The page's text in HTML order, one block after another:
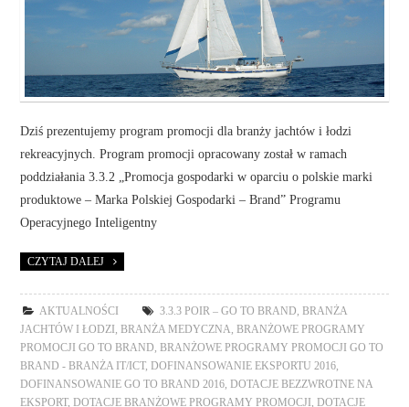
Dziś prezentujemy program promocji dla branży jachtów i łodzi
rekreacyjnych. Program promocji opracowany został w ramach
poddziałania 3.3.2 „Promocja gospodarki w oparciu o polskie marki
produktowe – Marka Polskiej Gospodarki – Brand” Programu
Operacyjnego Inteligentny
CZYTAJ DALEJ
AKTUALNOŚCI 3.3.3 POIR – GO TO BRAND
BRANŻA
JACHTÓW I ŁODZI
BRANŻA MEDYCZNA
BRANŻOWE PROGRAMY
PROMOCJI GO TO BRAND
BRANŻOWE PROGRAMY PROMOCJI GO TO
BRAND - BRANŻA IT/ICT, DOFINANSOWANIE EKSPORTU 2016
DOFINANSOWANIE GO TO BRAND 2016
DOTACJE BEZZWROTNE NA
EKSPORT, DOTACJE BRANŻOWE PROGRAMY PROMOCJI DOTACJE